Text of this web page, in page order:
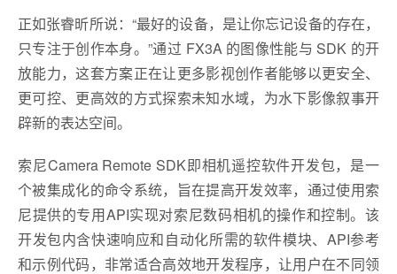
正如张睿昕所说：“最好的设备，是让你忘记设备的存在，
只专注于创作本身。”通过 FX3A 的图像性能与 SDK 的开
放能力，这套方案正在让更多影视创作者能够以更安全、
更可控、更高效的方式探索未知水域，为水下影像叙事开
辟新的表达空间。
索尼Camera Remote SDK即相机遥控软件开发包，是一
个被集成化的命令系统，旨在提高开发效率，通过使用索
尼提供的专用API实现对索尼数码相机的操作和控制。该
开发包内含快速响应和自动化所需的软件模块、API参考
和示例代码，非常适合高效地开发程序，让用户在不同领